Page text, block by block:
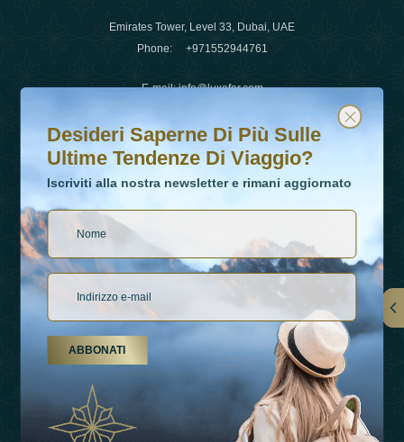
Emirates Tower, Level 33, Dubai, UAE
Phone: +971552944761
E-mail:info@luxafar.com
WhatsApp No
+442034682356
Collegamenti
Desideri saperne di più sulle ultime tendenze di viaggio?
Iscriviti alla nostra newsletter e rimani aggiornato
Desideri Saperne Di Più Sulle
Ultime Tendenze Di Viaggio?
Iscriviti alla nostra newsletter e rimani aggiornato
ABBONATI